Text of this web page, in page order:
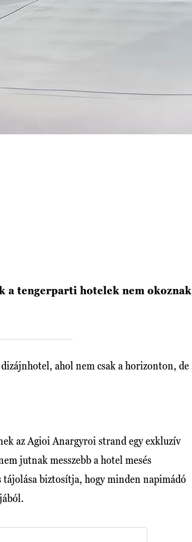
a tengerparti hotelek nem okoznak
ahol nem csak a horizonton, de
az Agioi Anargyroi strand egy exkluzív
jutnak messzebb a hotel mesés
biztosítja, hogy minden napimádó